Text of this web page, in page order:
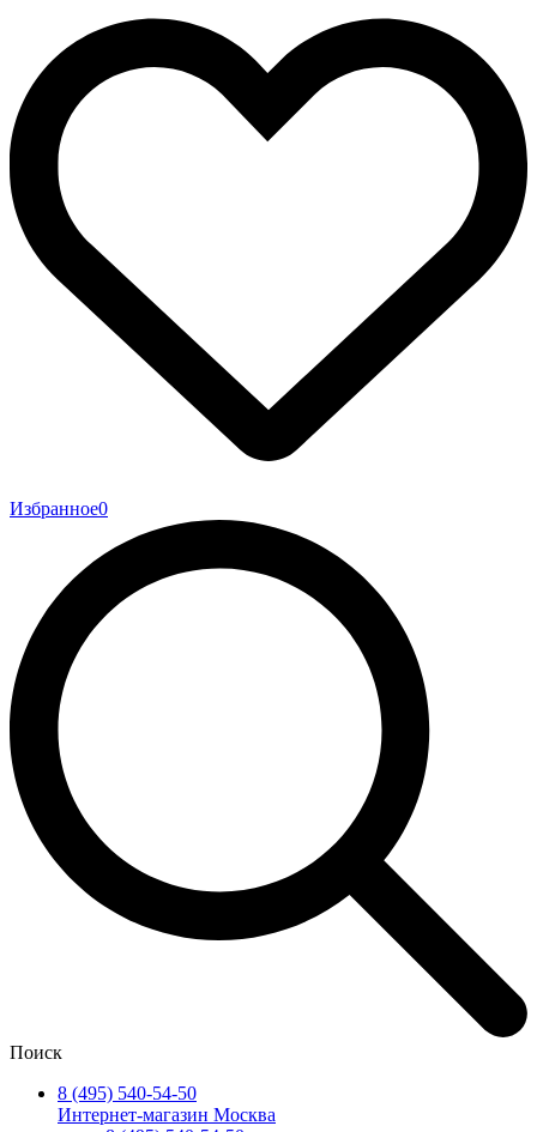
Избранное0
Поиск
8 (495) 540-54-50
Интернет-магазин Москва